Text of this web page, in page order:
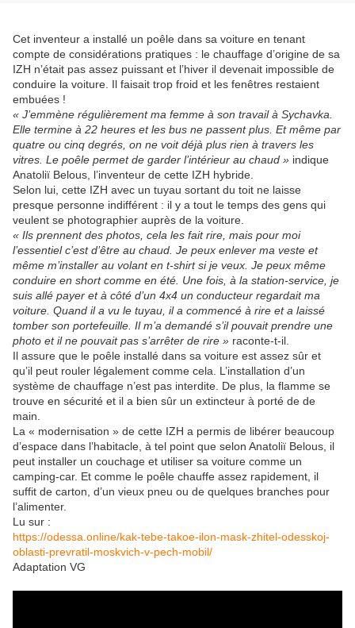
Cet inventeur a installé un poêle dans sa voiture en tenant
compte de considérations pratiques : le chauffage d’origine de sa
IZH n’était pas assez puissant et l’hiver il devenait impossible de
conduire la voiture. Il faisait trop froid et les fenêtres restaient
embuées !
« J’emmène régulièrement ma femme à son travail à Sychavka.
Elle termine à 22 heures et les bus ne passent plus. Et même par
quatre ou cinq degrés, on ne voit déjà plus rien à travers les
vitres. Le poêle permet de garder l’intérieur au chaud » indique
Anatoliï Belous, l’inventeur de cette IZH hybride.
Selon lui, cette IZH avec un tuyau sortant du toit ne laisse
presque personne indifférent : il y a tout le temps des gens qui
veulent se photographier auprès de la voiture.
« Ils prennent des photos, cela les fait rire, mais pour moi
l’essentiel c’est d’être au chaud. Je peux enlever ma veste et
même m’installer au volant en t-shirt si je veux. Je peux même
conduire en short comme en été. Une fois, à la station-service, je
suis allé payer et à côté d’un 4x4 un conducteur regardait ma
voiture. Quand il a vu le tuyau, il a commencé à rire et a laissé
tomber son portefeuille. Il m’a demandé s’il pouvait prendre une
photo et il ne pouvait pas s’arrêter de rire » raconte-t-il.
Il assure que le poêle installé dans sa voiture est assez sûr et
qu’il peut rouler légalement comme cela. L’installation d’un
système de chauffage n’est pas interdite. De plus, la flamme se
trouve en sécurité et il a bien sûr un extincteur à porté de de
main.
La « modernisation » de cette IZH a permis de libérer beaucoup
d’espace dans l’habitacle, à tel point que selon Anatoliï Belous, il
peut installer un couchage et utiliser sa voiture comme un
camping-car. Et comme le poêle chauffe assez rapidement, il
suffit de carton, d’un vieux pneu ou de quelques branches pour
l’alimenter.
Lu sur :
https://odessa.online/kak-tebe-takoe-ilon-mask-zhitel-odesskoj-
oblasti-prevratil-moskvich-v-pech-mobil/
Adaptation VG